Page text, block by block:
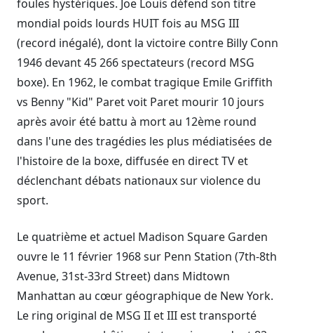
foules hystériques. Joe Louis défend son titre
mondial poids lourds HUIT fois au MSG III
(record inégalé), dont la victoire contre Billy Conn
1946 devant 45 266 spectateurs (record MSG
boxe). En 1962, le combat tragique Emile Griffith
vs Benny "Kid" Paret voit Paret mourir 10 jours
après avoir été battu à mort au 12ème round
dans l'une des tragédies les plus médiatisées de
l'histoire de la boxe, diffusée en direct TV et
déclenchant débats nationaux sur violence du
sport.
Le quatrième et actuel Madison Square Garden
ouvre le 11 février 1968 sur Penn Station (7th-8th
Avenue, 31st-33rd Street) dans Midtown
Manhattan au cœur géographique de New York.
Le ring original de MSG II et III est transporté